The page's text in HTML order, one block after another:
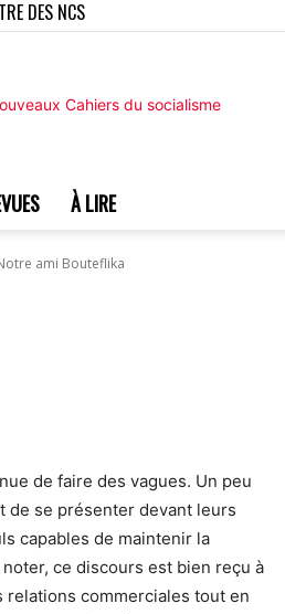
DES NCS
du
À LIRE
ami Bouteflika
de faire des vagues. Un peu
de se présenter devant leurs
capables de maintenir la
ce discours est bien reçu à
commerciales tout en